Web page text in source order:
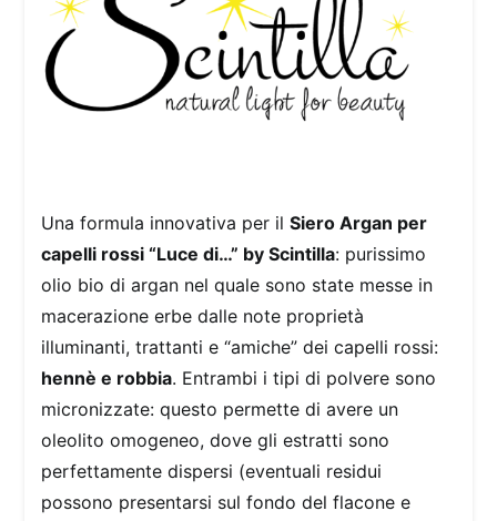
Una formula innovativa per ilSiero Argan per
capelli rossi “Luce di…” by Scintilla: purissimo
olio bio di argan nel quale sono state messe in
macerazione erbe dalle note proprietà
illuminanti, trattanti e “amiche” dei capelli rossi:
hennè e robbia. Entrambi i tipi di polvere sono
micronizzate: questo permette di avere un
oleolito omogeneo, dove gli estratti sono
perfettamente dispersi (eventuali residui
possono presentarsi sul fondo del flacone e